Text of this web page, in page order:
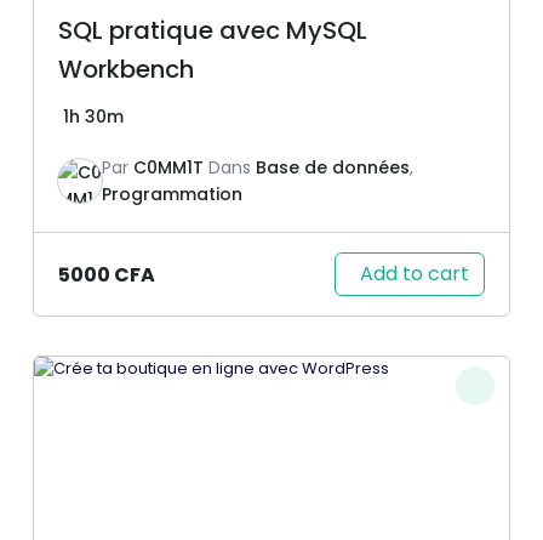
SQL pratique avec MySQL
Workbench
1h 30m
Par C0MM1T Dans Base de données,
Programmation
5000 CFA Add to cart